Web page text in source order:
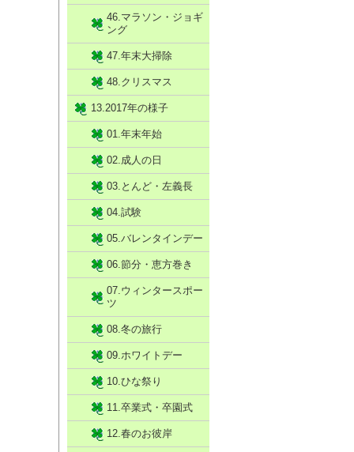
46.マラソン・ジョギ
ング
47.年末大掃除
48.クリスマス
13.2017年の様子
01.年末年始
02.成人の日
03.とんど・左義長
04.試験
05.バレンタインデー
06.節分・恵方巻き
07.ウィンタースポー
ツ
08.冬の旅行
09.ホワイトデー
10.ひな祭り
11.卒業式・卒園式
12.春のお彼岸